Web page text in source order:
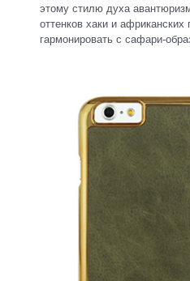
этому стилю духа
оттенков хаки и африканских
гармонировать с сафари-